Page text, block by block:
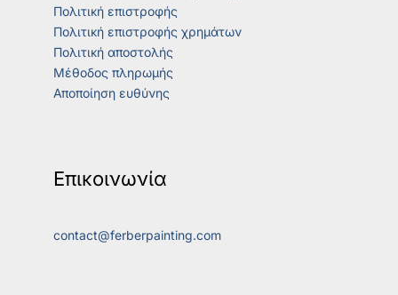
Πολιτική επιστροφής
Πολιτική επιστροφής χρημάτων
Πολιτική αποστολής
Μέθοδος πληρωμής
Αποποίηση ευθύνης
Επικοινωνία
contact@ferberpainting.com